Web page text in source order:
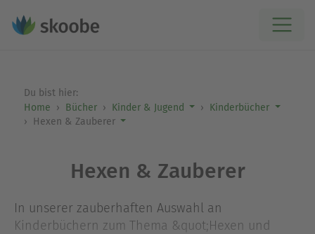
Du bist hier:
Home
Bücher Kinder & Jugend
Kinderbücher
Hexen & Zauberer
Hexen & Zauberer
In unserer zauberhaften Auswahl an
Kinderbüchern zum Thema &quot;Hexen und